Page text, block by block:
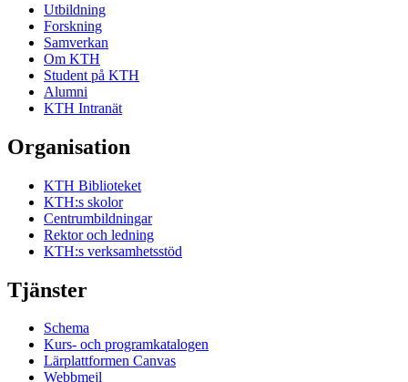
Utbildning
Forskning
Samverkan
Om KTH
Student på KTH
Alumni
KTH Intranät
Organisation
KTH Biblioteket
KTH:s skolor
Centrumbildningar
Rektor och ledning
KTH:s verksamhetsstöd
Tjänster
Schema
Kurs- och programkatalogen
Lärplattformen Canvas
Webbmejl